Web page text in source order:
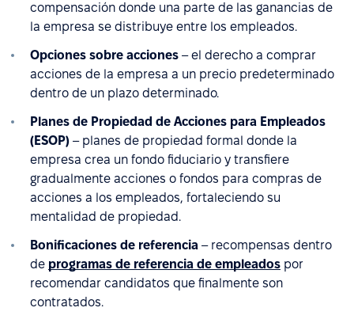
compensación donde una parte de las ganancias de
la empresa se distribuye entre los empleados.
Opciones sobre acciones – el derecho a comprar
acciones de la empresa a un precio predeterminado
dentro de un plazo determinado.
Planes de Propiedad de Acciones para Empleados
(ESOP) – planes de propiedad formal donde la
empresa crea un fondo fiduciario y transfiere
gradualmente acciones o fondos para compras de
acciones a los empleados, fortaleciendo su
mentalidad de propiedad.
Bonificaciones de referencia – recompensas dentro
de programas de referencia de empleados por
recomendar candidatos que finalmente son
contratados.